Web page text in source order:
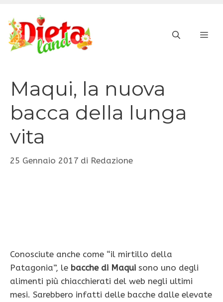
contenuto
Maqui, la nuova
bacca della lunga
vita
25 Gennaio 2017 di Redazione
Conosciute anche come “il mirtillo della
Patagonia”, le bacche di Maqui sono uno degli
alimenti più chiacchierati del web negli ultimi
mesi. Sarebbero infatti delle bacche dalle elevate